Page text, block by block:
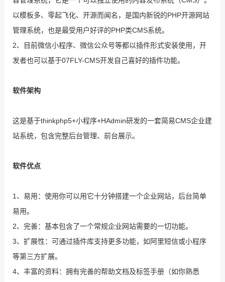
以模板多、零起飞化、开源而闻名，是国内新锐的PHP开源网站
管理系统，也是最受用户好评的PHP类CMS系统。
2、目前微信小程序、微信公众号等都以插件形式安装使用，开
发者也可以基于07FLY-CMS开发自己喜好的插件功能。
软件架构
这是基于thinkphp5+小程序+HAdmin研发的一套简易CMS企业建
站系统，包含完整后台管理、前台展示。
软件优点
1、易用：使用你可以用它十分钟搭建一个企业网站，后台简单
易用。
2、完善：基本包含了一个常规企业网站需要的一切功能。
3、扩展性：可通过插件库支持更多功能，如阿里短信或小程序
等第三方扩展。
4、丰富的资料：拥有完善的帮助文档及标签手册（如你熟悉